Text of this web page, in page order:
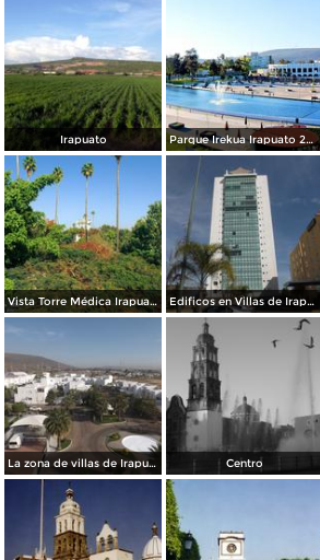
Irapuato Parque Irekua Irapuato 2016
Vista Torre Médica Irapuato 2014 Edificos en Villas de Irapuato. Noviembre/2012
La zona de villas de Irapuato, Gto. Noviembre/2012 Centro